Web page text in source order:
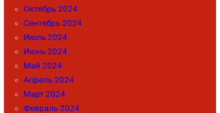
Октябрь 2024
Сентябрь 2024
Июль 2024
Июнь 2024
Май 2024
Апрель 2024
Март 2024
Февраль 2024